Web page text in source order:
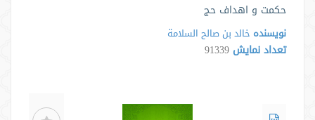
حکمت و اهداف حج
نویسنده خالد بن صالح السلامة
تعداد نمایش 91339